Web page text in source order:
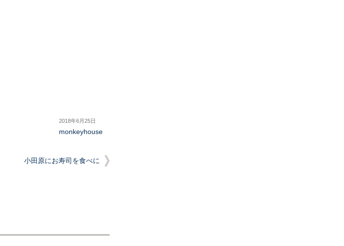
2018年6月25日
monkeyhouse
小田原にお寿司を食べに